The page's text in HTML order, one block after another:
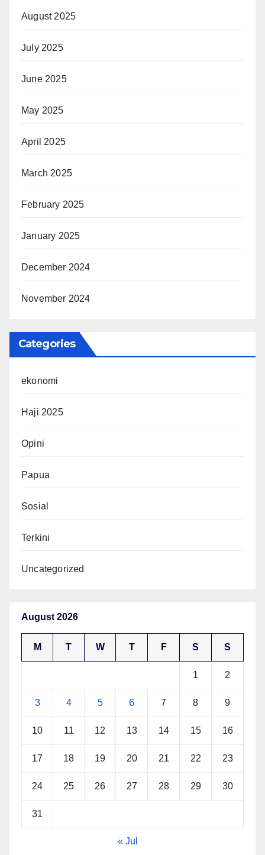
August 2025
July 2025
June 2025
May 2025
April 2025
March 2025
February 2025
January 2025
December 2024
November 2024
Categories
ekonomi
Haji 2025
Opini
Papua
Sosial
Terkini
Uncategorized
August 2026
M T W T F S S
1 2
3 4 5 6 7 8 9
10 11 12 13 14 15 16
17 18 19 20 21 22 23
24 25 26 27 28 29 30
31
« Jul